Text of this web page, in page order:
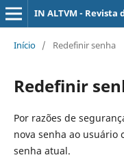
IN ALTVM - Revista
Início / Redefinir senha
Redefinir
Por razões de
nova senha ao usuário
senha atual.